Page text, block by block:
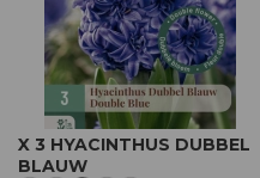
X 3 HYACINTHUS DUBBEL
BLAUW